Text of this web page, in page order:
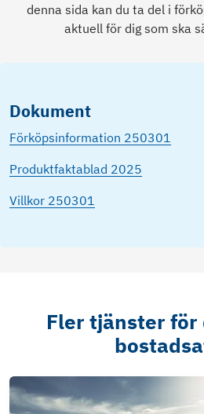
denna sida kan du ta del i
aktuell för dig som ska
Dokument
Förköpsinformation 250301
Produktfaktablad 2025
Villkor 250301
Fler tjänster för